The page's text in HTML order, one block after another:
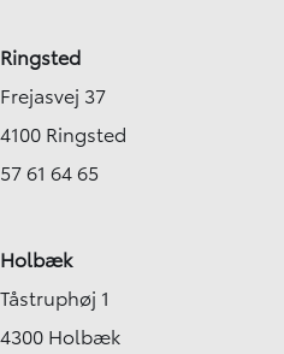
Ringsted
Frejasvej 37
4100 Ringsted
57 61 64 65
Holbæk
Tåstruphøj 1
4300 Holbæk